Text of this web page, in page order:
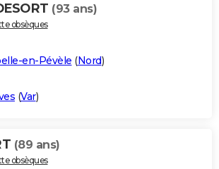
(93 ans)
obsèques
en-Pévèle (Nord)
(Var)
(89 ans)
obsèques